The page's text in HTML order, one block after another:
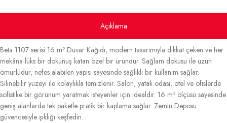
Açıklama
Beta 1107 serisi 16 m² Duvar Kağıdı, modern tasarımıyla dikkat çeken ve her
mekâna lüks bir dokunuş katan özel bir üründür. Sağlam dokusu ile uzun
ömürlüdür, nefes alabilen yapısı sayesinde sağlıklı bir kullanım sağlar.
Silinebilir yüzeyi ile kolaylıkla temizlenir. Salon, yatak odası, otel ve ofislerde
sofistike bir görünüm yaratmak isteyenler için idealdir. 16 m² ölçüsü sayesinde
geniş alanlarda tek paketle pratik bir kaplama sağlar. Zemin Deposu
güvencesiyle şıklığı keşfedin.